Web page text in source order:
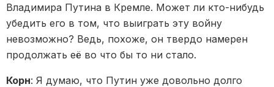
Владимира Путина в Кремле. Может ли кто-нибудь
убедить его в том, что выиграть эту войну
невозможно? Ведь, похоже, он твердо намерен
продолжать её во что бы то ни стало.
Корн: Я думаю, что Путин уже довольно долго